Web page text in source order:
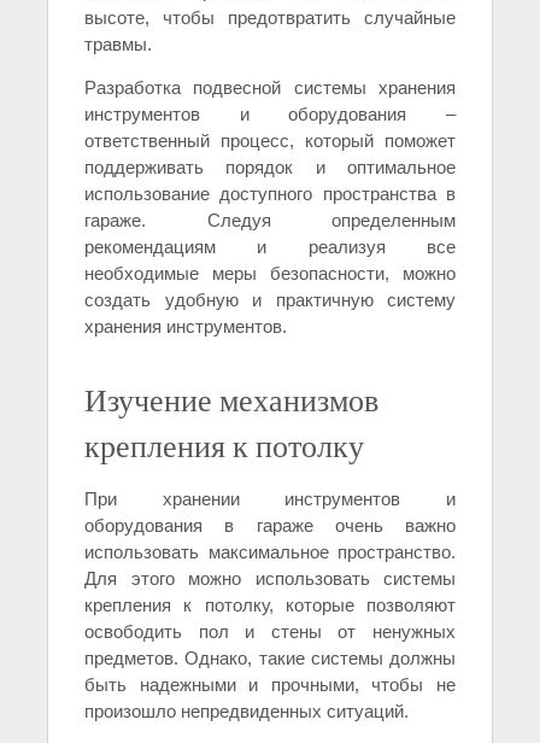
высоте, чтобы предотвратить случайные
травмы.
Разработка подвесной системы хранения
инструментов и оборудования –
ответственный процесс, который поможет
поддерживать порядок и оптимальное
использование доступного пространства в
гараже. Следуя определенным
рекомендациям и реализуя все
необходимые меры безопасности, можно
создать удобную и практичную систему
хранения инструментов.
Изучение механизмов
крепления к потолку
При хранении инструментов и
оборудования в гараже очень важно
использовать максимальное пространство.
Для этого можно использовать системы
крепления к потолку, которые позволяют
освободить пол и стены от ненужных
предметов. Однако, такие системы должны
быть надежными и прочными, чтобы не
произошло непредвиденных ситуаций.